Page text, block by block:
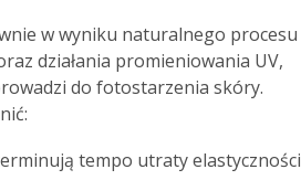
w wyniku naturalnego procesu
działania promieniowania UV,
do fotostarzenia skóry.
tempo utraty elastyczności